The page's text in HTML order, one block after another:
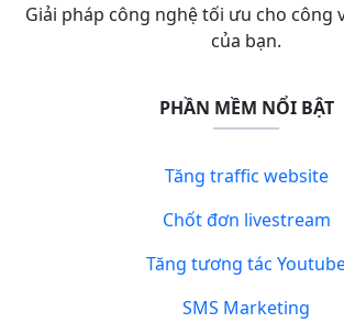
Giải pháp công nghệ tối ưu cho công
của bạn.
PHẦN MỀM NỔI BẬT
Tăng traffic website
Chốt đơn livestream
Tăng tương tác
SMS Marketing